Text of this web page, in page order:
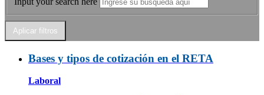
Bases y tipos de cotización en el RETA
Laboral